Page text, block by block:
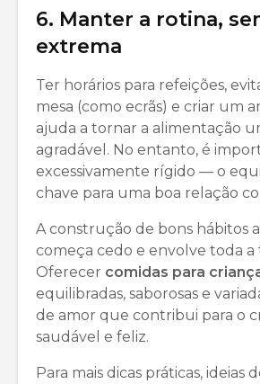
6. Manter a rotina,
extrema
Ter horários para refeições,
mesa (como ecrãs) e criar um
ajuda a tornar a alimentação
agradável. No entanto, é
excessivamente rígido — o
chave para uma boa relação
A construção de bons hábitos
começa cedo e envolve toda a
Oferecer comidas para
equilibradas, saborosas e
de amor que contribui para o
saudável e feliz.
Para mais dicas práticas, ideias